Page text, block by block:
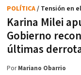
Karina Milei
Gobierno
últimas
POLÍTICA/ Tensión en
PorMariano Obarrio